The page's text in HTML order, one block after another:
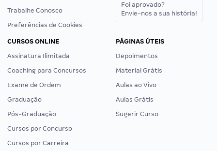
Trabalhe Conosco
Preferências de Cookies
Foi aprovado?
Envie-nos a sua história!
CURSOS ONLINE
Assinatura Ilimitada
Coaching para Concursos
Exame de Ordem
Graduação
Pós-Graduação
Cursos por Concurso
Cursos por Carreira
PÁGINAS ÚTEIS
Depoimentos
Material Grátis
Aulas ao Vivo
Aulas Grátis
Sugerir Curso